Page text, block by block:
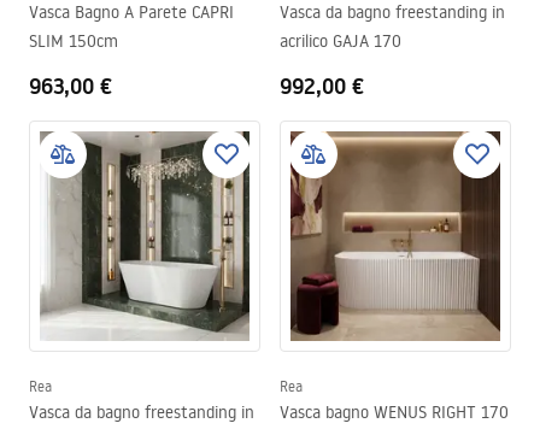
Vasca Bagno A Parete CAPRI
SLIM 150cm
963,00 €
Vasca da bagno freestanding in
acrilico GAJA 170
992,00 €
Rea
Vasca da bagno freestanding in
Rea
Vasca bagno WENUS RIGHT 170